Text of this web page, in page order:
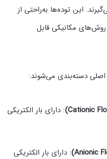
این توده‌ها به‌راحتی از
روش‌های مکانیکی قابل
اصلی دسته‌بندی می‌شوند:
: دارای بار الکتریکی
: دارای بار الکتریکی